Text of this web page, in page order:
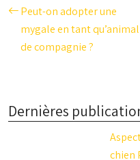
Peut-on adopter une
mygale en tant qu’animal
de compagnie ?
Dernières
chien